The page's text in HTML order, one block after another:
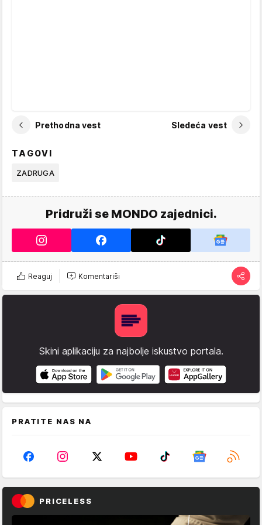
Prethodna vest Sledeća vest
TAGOVI
ZADRUGA
Pridruži se MONDO zajednici.
Reaguj Komentariši
Skini aplikaciju za najbolje iskustvo portala.
PRATITE NAS NA
PRICELESS